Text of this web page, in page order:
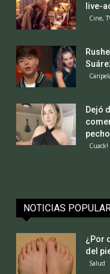
live-
Cine,
Dejó
Cuack!
NOTICIAS
¿Por
del
Salud